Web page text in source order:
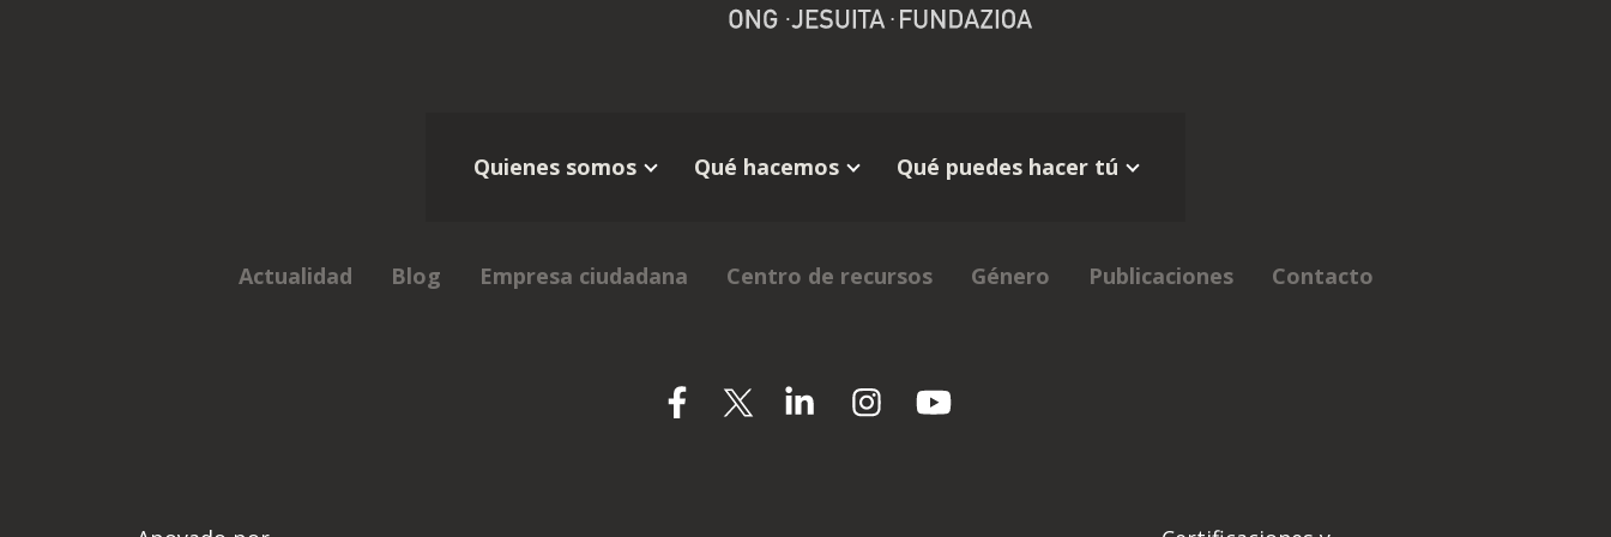
Quienes somos Qué hacemos Qué puedes hacer tú
Actualidad Blog Empresa ciudadana Centro de recursos Género Publicaciones Contacto